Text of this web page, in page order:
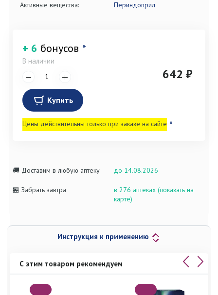
Активные вещества: Периндоприл
+ 6 бонусов *
В наличии
642 ₽
Купить
Цены действительны только при заказе на сайте *
🚚 Доставим в любую аптеку до 14.08.2026
🏪 Забрать завтра
в 276 аптеках (показать на
карте)
Инструкция к применению
С этим товаром рекомендуем